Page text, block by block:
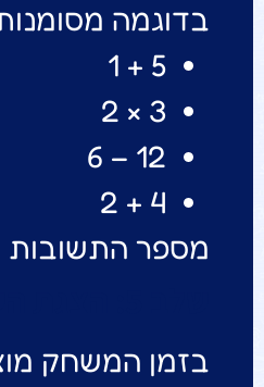
בדוגמה
5 + 1
3 × 2
12 − 6
4 + 2
מספר התשובות
בזמן המשחק